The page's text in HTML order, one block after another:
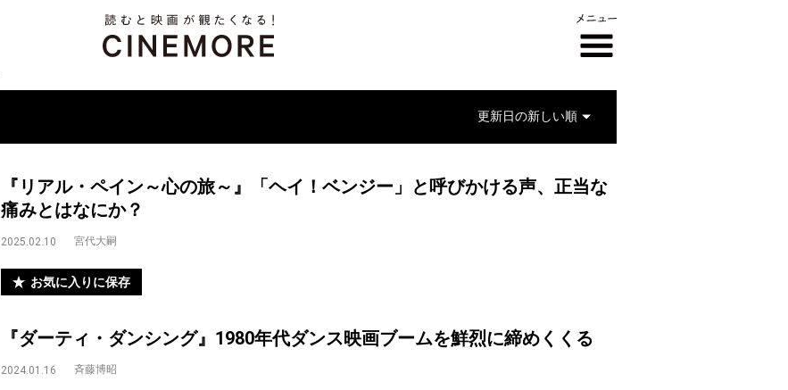
『リアル・ペイン～心の旅～』「ヘイ！ベンジー」と呼びかける声、正当な
痛みとはなにか？
2025.02.10 宮代大嗣
お気に入りに保存
『ダーティ・ダンシング』1980年代ダンス映画ブームを鮮烈に締めくくる
2024.01.16 斉藤博昭